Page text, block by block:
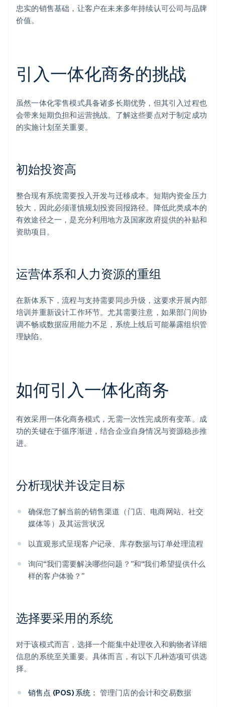
忠实的销售基础，让客户在未来多年持续认可公司与品牌
价值。
引入一体化商务的挑战
虽然一体化零售模式具备诸多长期优势，但其引入过程也
会带来短期负担和运营挑战。了解这些要点对于制定成功
的实施计划至关重要。
初始投资高
整合现有系统需要投入开发与迁移成本。短期内资金压力
较大，因此必须谨慎规划投资回报路径。降低此类成本的
有效途径之一，是充分利用地方及国家政府提供的补贴和
资助项目。
运营体系和人力资源的重组
在新体系下，流程与支持需要同步升级，这要求开展内部
培训并重新设计工作环节。尤其需要注意，如果部门间协
调不畅或数据应用能力不足，系统上线后可能暴露组织管
理缺陷。
如何引入一体化商务
有效采用一体化商务模式，无需一次性完成所有变革。成
功的关键在于循序渐进，结合企业自身情况与资源稳步推
进。
分析现状并设定目标
确保您了解当前的销售渠道（门店、电商网站、社交
媒体等）及其运营状况
以直观形式呈现客户记录、库存数据与订单处理流程
询问“我们需要解决哪些问题？”和“我们希望提供什么
样的客户体验？”
选择要采用的系统
对于该模式而言，选择一个能集中处理收入和购物者详细
信息的系统至关重要。具体而言，有以下几种选项可供选
择。
销售点 (POS) 系统： 管理门店的会计和交易数据